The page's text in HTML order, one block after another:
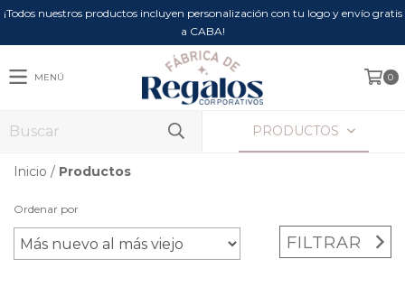
¡Todos nuestros productos incluyen personalización con tu logo y envío gratis
a CABA!
MENÚ 0
PRODUCTOS
Inicio / Productos
Ordenar por
FILTRAR